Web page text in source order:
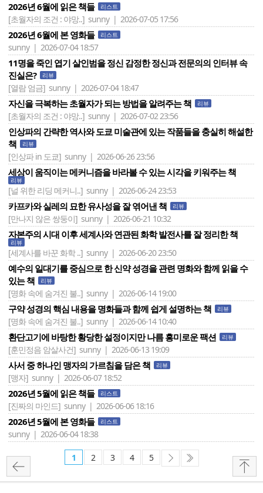
2026년 6월에 읽은 책들 리스트
[초월자의 조건 : 야망..] sunny | 2026-07-05 17:56
2026년 6월에 본 영화들 리스트
sunny | 2026-07-04 18:57
11명을 죽인 엽기 살인범을 정신 감정한 정신과 전문의의 인터뷰 속
진실은?
리뷰
[열람 엄금] sunny | 2026-07-04 18:47
자신을 극복하는 초월자가 되는 방법을 알려주는 책 리뷰
[초월자의 조건 : 야망..] sunny | 2026-07-02 23:56
인상파의 간략한 역사와 도쿄 미술관에 있는 작품들을 충실히 해설한
책
리뷰
[인상파 in 도쿄] sunny | 2026-06-26 23:56
세상이 움직이는 메커니즘을 바라볼 수 있는 시각을 키워주는 책
리뷰
[널 위한 리딩 메커니..] sunny | 2026-06-24 23:53
카프카와 실레의 묘한 유사성을 잘 엮어낸 책 리뷰
[만나지 않은 쌍둥이] sunny | 2026-06-21 10:32
자본주의 시대 이후 세계사와 연관된 화학 발전사를 잘 정리한 책
리뷰
[세계사를 바꾼 화학 ..] sunny | 2026-06-20 23:50
예수의 일대기를 중심으로 한 신약 성경을 관련 명화와 함께 읽을 수
있는 책
리뷰
[명화 속에 숨겨진 불..] sunny | 2026-06-14 19:00
구약 성경의 핵심 내용을 명화들과 함께 쉽게 설명하는 책 리뷰
[명화 속에 숨겨진 불..] sunny | 2026-06-14 10:40
환단고기에 바탕한 황당한 설정이지만 나름 흥미로운 팩션 리뷰
[훈민정음 암살사건] sunny | 2026-06-13 19:09
사서 중 하나인 맹자의 가르침을 담은 책 리뷰
[맹자] sunny | 2026-06-07 18:52
2026년 5월에 읽은 책들 리스트
[진짜의 마인드] sunny | 2026-06-06 18:16
2026년 5월에 본 영화들 리스트
sunny | 2026-06-04 18:38
1 2 3 4 5